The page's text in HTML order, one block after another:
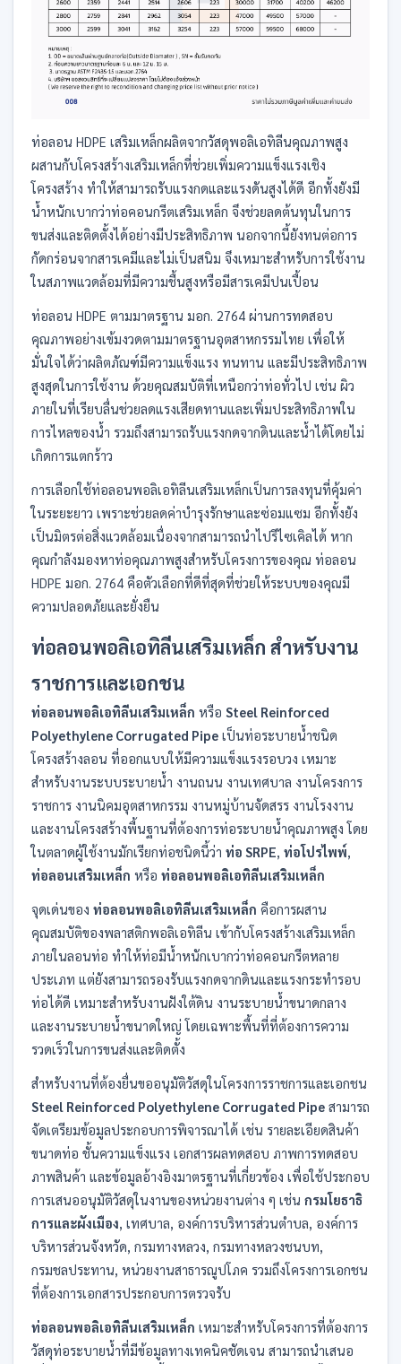
ท่อลอน HDPE เสริมเหล็กผลิตจากวัสดุพอลิเอทิลีนคุณภาพสูง
ผสานกับโครงสร้างเสริมเหล็กที่ช่วยเพิ่มความแข็งแรงเชิง
โครงสร้าง ทำให้สามารถรับแรงกดและแรงดันสูงได้ดี อีกทั้งยังมี
น้ำหนักเบากว่าท่อคอนกรีตเสริมเหล็ก จึงช่วยลดต้นทุนในการ
ขนส่งและติดตั้งได้อย่างมีประสิทธิภาพ นอกจากนี้ยังทนต่อการ
กัดกร่อนจากสารเคมีและไม่เป็นสนิม จึงเหมาะสำหรับการใช้งาน
ในสภาพแวดล้อมที่มีความชื้นสูงหรือมีสารเคมีปนเปื้อน
ท่อลอน HDPE ตามมาตรฐาน มอก. 2764 ผ่านการทดสอบ
คุณภาพอย่างเข้มงวดตามมาตรฐานอุตสาหกรรมไทย เพื่อให้
มั่นใจได้ว่าผลิตภัณฑ์มีความแข็งแรง ทนทาน และมีประสิทธิภาพ
สูงสุดในการใช้งาน ด้วยคุณสมบัติที่เหนือกว่าท่อทั่วไป เช่น ผิว
ภายในที่เรียบลื่นช่วยลดแรงเสียดทานและเพิ่มประสิทธิภาพใน
การไหลของน้ำ รวมถึงสามารถรับแรงกดจากดินและน้ำได้โดยไม่
เกิดการแตกร้าว
การเลือกใช้ท่อลอนพอลิเอทิลีนเสริมเหล็กเป็นการลงทุนที่คุ้มค่า
ในระยะยาว เพราะช่วยลดค่าบำรุงรักษาและซ่อมแซม อีกทั้งยัง
เป็นมิตรต่อสิ่งแวดล้อมเนื่องจากสามารถนำไปรีไซเคิลได้ หาก
คุณกำลังมองหาท่อคุณภาพสูงสำหรับโครงการของคุณ ท่อลอน
HDPE มอก. 2764 คือตัวเลือกที่ดีที่สุดที่ช่วยให้ระบบของคุณมี
ความปลอดภัยและยั่งยืน
ท่อลอนพอลิเอทิลีนเสริมเหล็ก สำหรับงาน
ราชการและเอกชน
ท่อลอนพอลิเอทิลีนเสริมเหล็ก หรือ Steel Reinforced
Polyethylene Corrugated Pipe เป็นท่อระบายน้ำชนิด
โครงสร้างลอน ที่ออกแบบให้มีความแข็งแรงรอบวง เหมาะ
สำหรับงานระบบระบายน้ำ งานถนน งานเทศบาล งานโครงการ
ราชการ งานนิคมอุตสาหกรรม งานหมู่บ้านจัดสรร งานโรงงาน
และงานโครงสร้างพื้นฐานที่ต้องการท่อระบายน้ำคุณภาพสูง โดย
ในตลาดผู้ใช้งานมักเรียกท่อชนิดนี้ว่า ท่อ SRPE, ท่อโปรไพพ์,
ท่อลอนเสริมเหล็ก หรือ ท่อลอนพอลิเอทิลีนเสริมเหล็ก
จุดเด่นของ ท่อลอนพอลิเอทิลีนเสริมเหล็ก คือการผสาน
คุณสมบัติของพลาสติกพอลิเอทิลีน เข้ากับโครงสร้างเสริมเหล็ก
ภายในลอนท่อ ทำให้ท่อมีน้ำหนักเบากว่าท่อคอนกรีตหลาย
ประเภท แต่ยังสามารถรองรับแรงกดจากดินและแรงกระทำรอบ
ท่อได้ดี เหมาะสำหรับงานฝังใต้ดิน งานระบายน้ำขนาดกลาง
และงานระบายน้ำขนาดใหญ่ โดยเฉพาะพื้นที่ที่ต้องการความ
รวดเร็วในการขนส่งและติดตั้ง
สำหรับงานที่ต้องยื่นขออนุมัติวัสดุในโครงการราชการและเอกชน
Steel Reinforced Polyethylene Corrugated Pipe สามารถ
จัดเตรียมข้อมูลประกอบการพิจารณาได้ เช่น รายละเอียดสินค้า
ขนาดท่อ ชั้นความแข็งแรง เอกสารผลทดสอบ ภาพการทดสอบ
ภาพสินค้า และข้อมูลอ้างอิงมาตรฐานที่เกี่ยวข้อง เพื่อใช้ประกอบ
การเสนออนุมัติวัสดุในงานของหน่วยงานต่าง ๆ เช่น กรมโยธาธิ
การและผังเมือง, เทศบาล, องค์การบริหารส่วนตำบล, องค์การ
บริหารส่วนจังหวัด, กรมทางหลวง, กรมทางหลวงชนบท,
กรมชลประทาน, หน่วยงานสาธารณูปโภค รวมถึงโครงการเอกชน
ที่ต้องการเอกสารประกอบการตรวจรับ
ท่อลอนพอลิเอทิลีนเสริมเหล็ก เหมาะสำหรับโครงการที่ต้องการ
วัสดุท่อระบายน้ำที่มีข้อมูลทางเทคนิคชัดเจน สามารถนำเสนอ